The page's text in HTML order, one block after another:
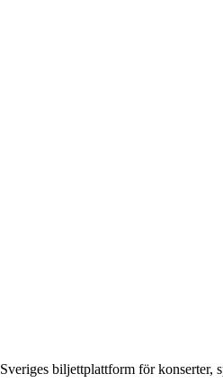
Sveriges biljettplattform för konserter,